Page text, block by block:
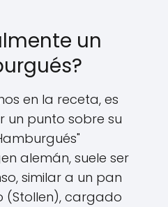
un
en la receta, es
un punto sobre su
alemán, suele ser
similar a un pan
(Stollen), cargado